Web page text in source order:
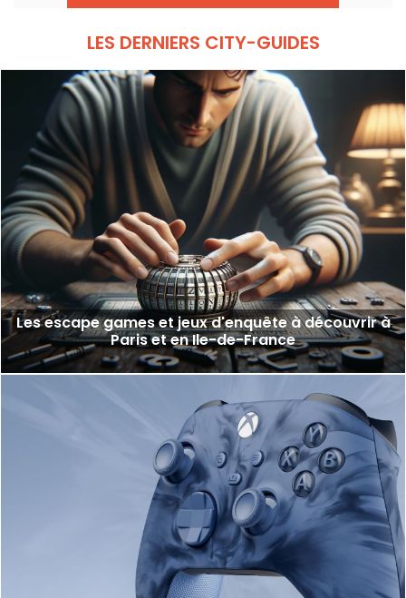
LES DERNIERS CITY-GUIDES
Les escape games et jeux d'enquête à découvrir à
Paris et en Ile-de-France